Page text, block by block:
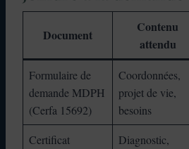
Document
Contenu
attendu
Formulaire de
demande MDPH
(Cerfa 15692)
Coordonnées,
projet de vie,
besoins
Certificat
Diagnostic,